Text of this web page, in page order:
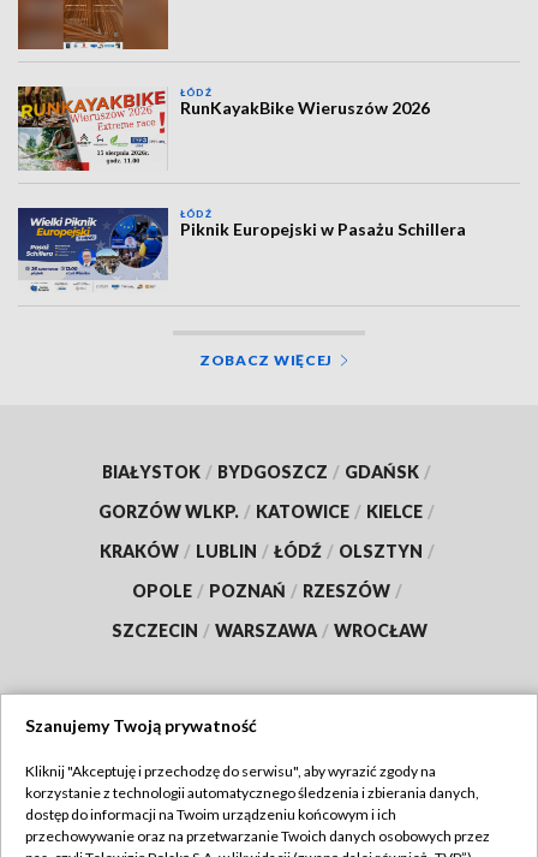
ŁÓDŹ
RunKayakBike Wieruszów 2026
ŁÓDŹ
Piknik Europejski w Pasażu Schillera
ZOBACZ WIĘCEJ
BIAŁYSTOK / BYDGOSZCZ / GDAŃSK /
GORZÓW WLKP. / KATOWICE / KIELCE /
KRAKÓW / LUBLIN / ŁÓDŹ / OLSZTYN /
OPOLE / POZNAŃ / RZESZÓW /
SZCZECIN / WARSZAWA / WROCŁAW
TVP
Abonament TVP
Regulamin TVP
Szanujemy Twoją prywatność
Kliknij "Akceptuję i przechodzę do serwisu", aby wyrazić zgody na
korzystanie z technologii automatycznego śledzenia i zbierania danych,
dostęp do informacji na Twoim urządzeniu końcowym i ich
przechowywanie oraz na przetwarzanie Twoich danych osobowych przez